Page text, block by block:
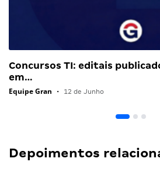
Concursos TI: editais
em…
Equipe Gran • 12 de Junho
Depoimentos